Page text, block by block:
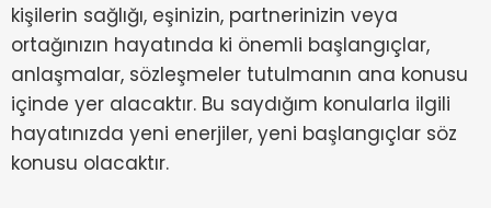
kişilerin sağlığı, eşinizin, partnerinizin veya
ortağınızın hayatında ki önemli başlangıçlar,
anlaşmalar, sözleşmeler tutulmanın ana konusu
içinde yer alacaktır. Bu saydığım konularla ilgili
hayatınızda yeni enerjiler, yeni başlangıçlar söz
konusu olacaktır.